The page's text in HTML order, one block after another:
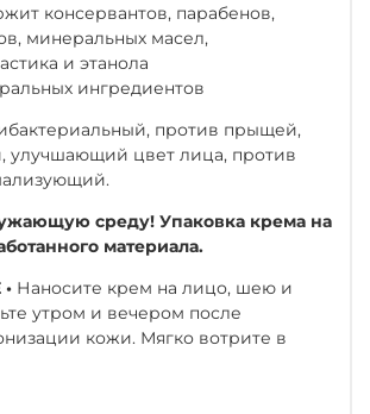
консервантов, парабенов,
минеральных масел,
и этанола
ингредиентов
против прыщей,
улучшающий цвет лица, против
среду! Упаковка крема на
материала.
Наносите крем на лицо, шею и
утром и вечером после
кожи. Мягко вотрите в